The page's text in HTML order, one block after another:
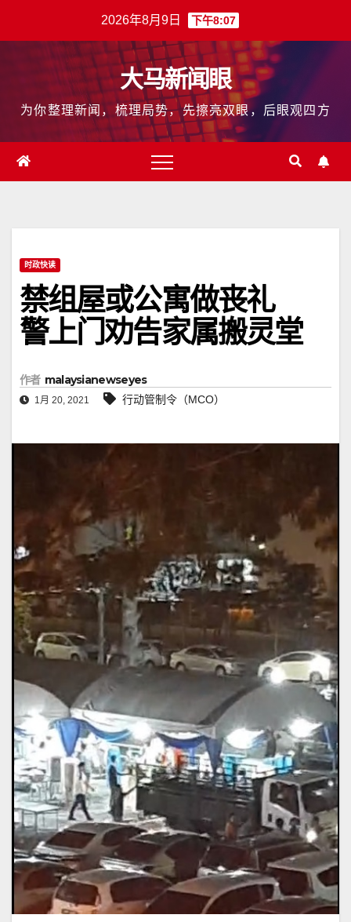
2026年8月9日 下午8:07
大马新闻眼
为你整理新闻，梳理局势，先擦亮双眼，后眼观四方
时政快读
禁组屋或公寓做丧礼
警上门劝告家属搬灵堂
作者 malaysianewseyes
1月 20, 2021 行动管制令（MCO）